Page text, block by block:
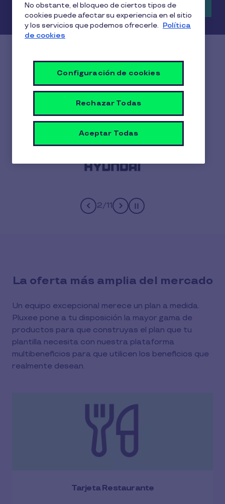
Pedir una demo
Más de 9.000 empresas
utilizan Pluxee
3/11
La oferta más amplia del mercado
Un equipo excepcional merece un plan a medida.
Pluxee pone a tu disposición la mayor gama de
productos para que construyas el plan que tu
plantilla necesita con nuestra plataforma
multibeneficios para que utilicen los beneficios que
realmente desean.
Tarjeta Restaurante
No obstante, el bloqueo de ciertos tipos de
cookies puede afectar su experiencia en el sitio
y los servicios que podemos ofrecerle. Política
de cookies
Configuración de cookies
Rechazar Todas
Aceptar Todas